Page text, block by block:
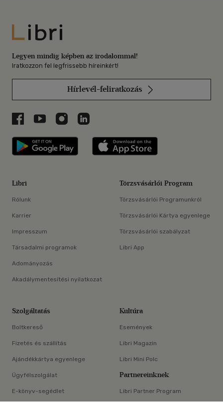
Libri
Legyen mindig képben az irodalommal!
Iratkozzon fel legfrissebb híreinkért!
Hírlevél-feliratkozás
Libri a Facebookon
Libri a Youtube-on
Libri az Instagramon
Libri a LinkedInen
Libri applikáció Szerezd meg: Google
Libri
Rólunk
Karrier
Impresszum
Társadalmi programok
Adományozás
Akadálymentesítési nyilatkozat
Törzsvásárlói Program
Törzsvásárlói Programunkról
Törzsvásárlói Kártya egyenlege
Törzsvásárlói szabályzat
Libri App
Szolgáltatás
Boltkereső
Fizetés és szállítás
Ajándékkártya egyenlege
Ügyfélszolgálat
E-könyv-segédlet
Kultúra
Események
Libri Magazin
Libri Mini Polc
Partnereinknek
Libri Partner Program